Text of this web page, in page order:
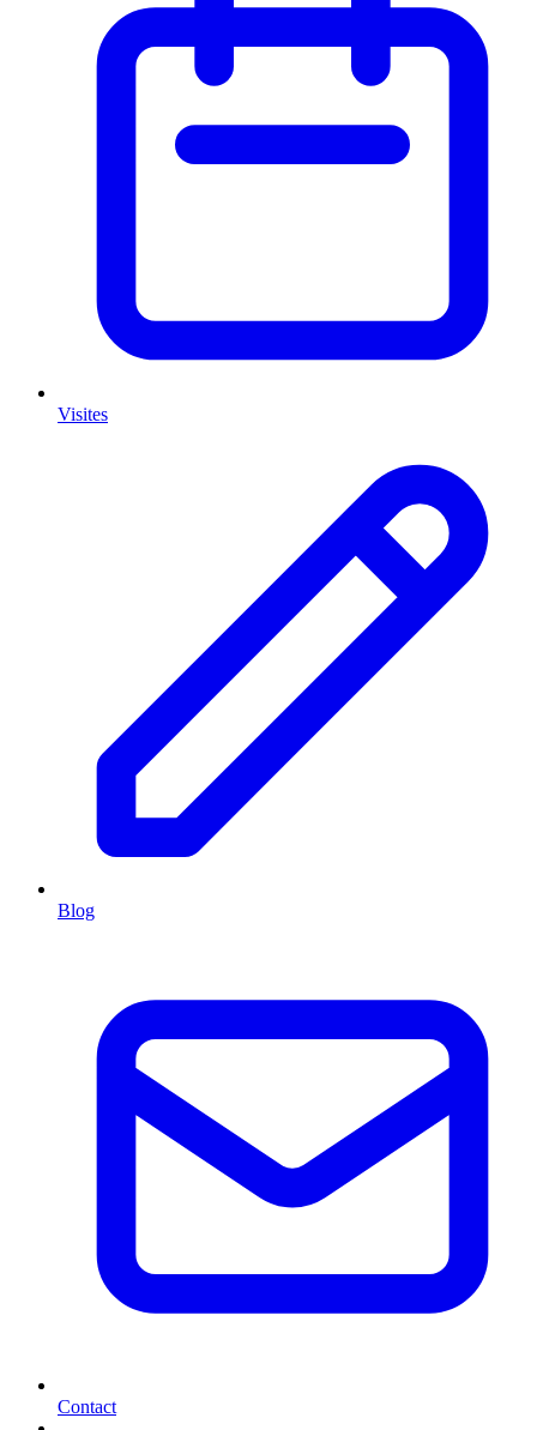
Visites
Blog
Contact